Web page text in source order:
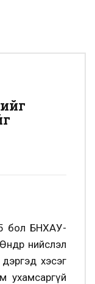
бол БНХАУ-
нийслэл
хэсэг
ухамсаргүй